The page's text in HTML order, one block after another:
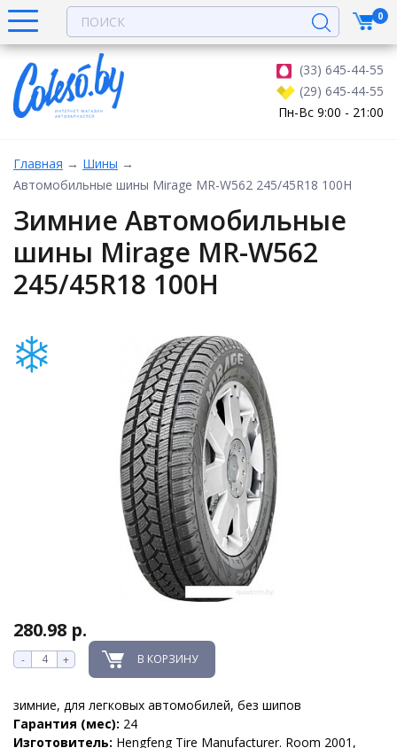
(33) 645-44-55
(29) 645-44-55
Пн-Вс 9:00 - 21:00
0
Главная → Шины →
Автомобильные шины Mirage MR-W562 245/45R18 100H
Зимние Автомобильные
шины Mirage MR-W562
245/45R18 100H
280.98 р.
- + В КОРЗИНУ
зимние, для легковых автомобилей, без шипов
Гарантия (мес): 24
Изготовитель: Hengfeng Tire Manufacturer. Room 2001,